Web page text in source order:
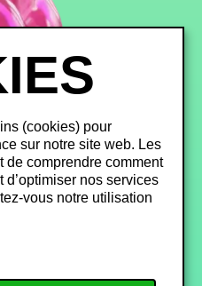
bruit
(cookies) pour
sur notre site web. Les
de comprendre comment
nos services
vous notre utilisation